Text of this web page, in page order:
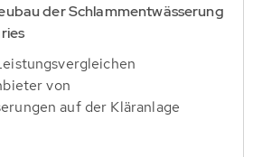
der Schlammentwässerung
von
auf der Kläranlage